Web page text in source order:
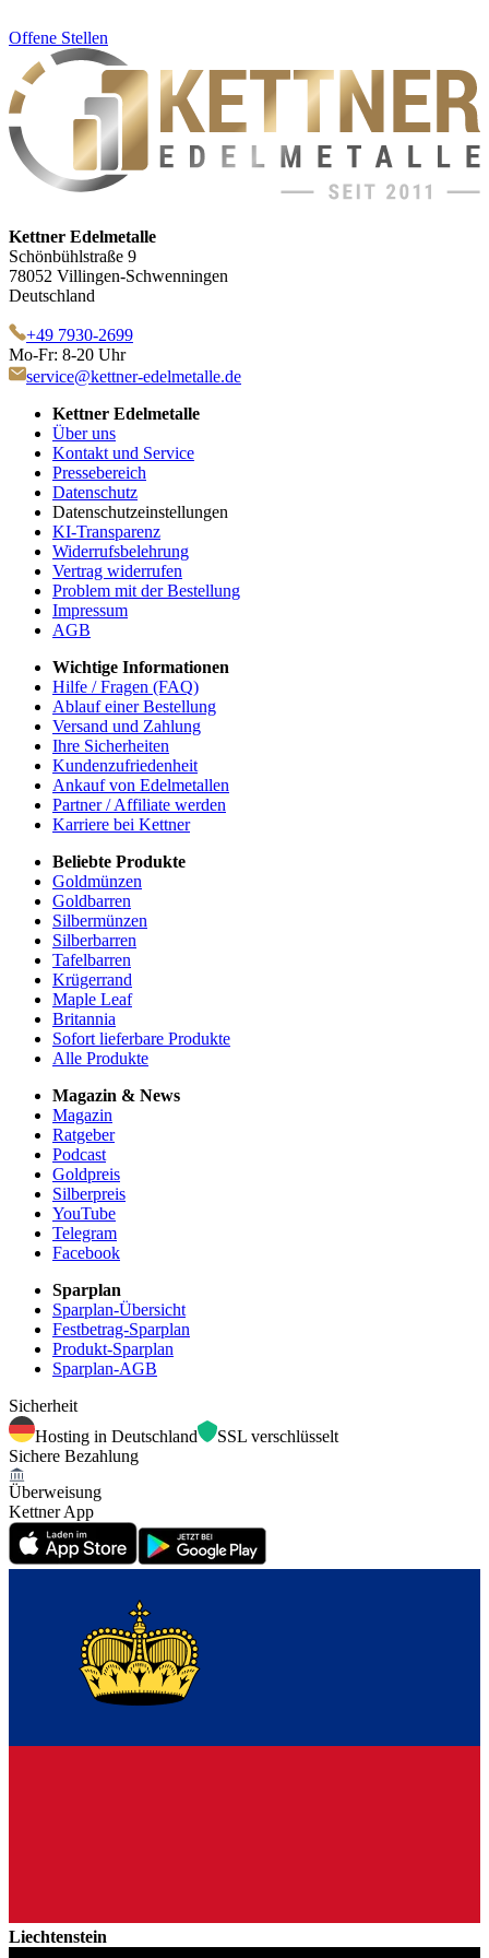
Offene Stellen
Kettner Edelmetalle
Schönbühlstraße 9
78052 Villingen-Schwenningen
Deutschland
+49 7930-2699
Mo-Fr: 8-20 Uhr
service@kettner-edelmetalle.de
Kettner Edelmetalle
Über uns
Kontakt und Service
Pressebereich
Datenschutz
Datenschutzeinstellungen
KI-Transparenz
Widerrufsbelehrung
Vertrag widerrufen
Problem mit der Bestellung
Impressum
AGB
Wichtige Informationen
Hilfe / Fragen (FAQ)
Ablauf einer Bestellung
Versand und Zahlung
Ihre Sicherheiten
Kundenzufriedenheit
Ankauf von Edelmetallen
Partner / Affiliate werden
Karriere bei Kettner
Beliebte Produkte
Goldmünzen
Goldbarren
Silbermünzen
Silberbarren
Tafelbarren
Krügerrand
Maple Leaf
Britannia
Sofort lieferbare Produkte
Alle Produkte
Magazin & News
Magazin
Ratgeber
Podcast
Goldpreis
Silberpreis
YouTube
Telegram
Facebook
Sparplan
Sparplan-Übersicht
Festbetrag-Sparplan
Produkt-Sparplan
Sparplan-AGB
Sicherheit
Hosting in Deutschland
SSL verschlüsselt
Sichere Bezahlung
Überweisung
Kettner App
Liechtenstein